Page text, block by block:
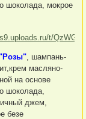
шоколада, мокрое
, шампань-
масляно-
на основе
шоколада,
джем,
безе